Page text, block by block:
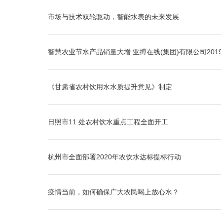
市场与技术双轮驱动，智能水表的未来发展
智慧农业节水产品销量大增 亚搏在线(集团)有限公司
《甘肃省农村饮用水水质提升意见》制定
日照市11 处农村饮水重点工程全面开工
杭州市全面部署2020年农饮水达标提标行动
疫情当前，如何确保广大农民喝上放心水？